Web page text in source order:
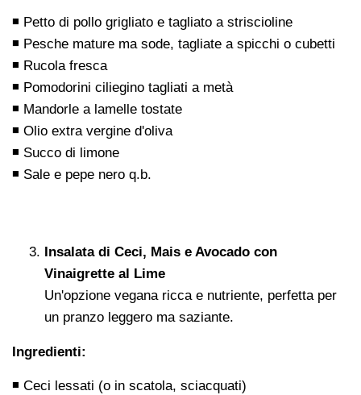
◾ Petto di pollo grigliato e tagliato a striscioline
◾ Pesche mature ma sode, tagliate a spicchi o cubetti
◾ Rucola fresca
◾ Pomodorini ciliegino tagliati a metà
◾ Mandorle a lamelle tostate
◾ Olio extra vergine d'oliva
◾ Succo di limone
◾ Sale e pepe nero q.b.
Insalata di Ceci, Mais e Avocado con
Vinaigrette al Lime
Un'opzione vegana ricca e nutriente, perfetta per
un pranzo leggero ma saziante.
Ingredienti:
◾ Ceci lessati (o in scatola, sciacquati)